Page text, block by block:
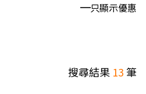
只顯示優惠
搜尋結果 13筆